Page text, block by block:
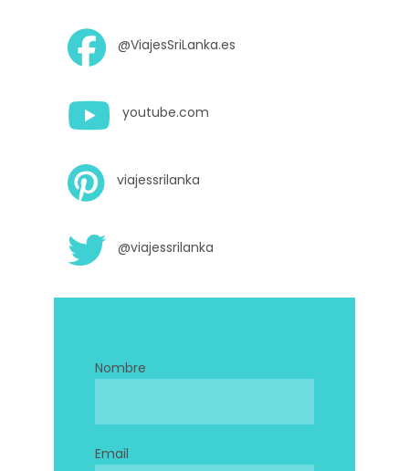
@ViajesSriLanka.es
youtube.com
viajessrilanka
@viajessrilanka
Nombre
Email